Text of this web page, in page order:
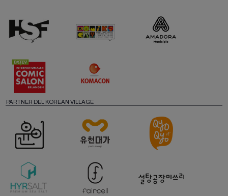
PARTNER DEL KOREAN VILLAGE